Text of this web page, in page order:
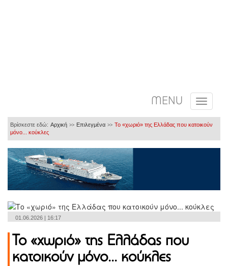
MENU
Βρίσκεστε εδώ: Αρχική >> Επιλεγμένα >> Το «χωριό» της Ελλάδας που κατοικούν
μόνο... κούκλες
01.06.2026 | 16:17
Το «χωριό» της Ελλάδας που
κατοικούν μόνο... κούκλες